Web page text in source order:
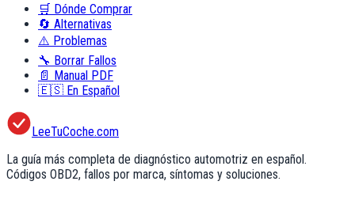
🛒 Dónde Comprar
🔄 Alternativas
⚠️ Problemas
🔧 Borrar Fallos
📄 Manual PDF
🇪🇸 En Español
LeeTuCoche.com
La guía más completa de diagnóstico automotriz en español.
Códigos OBD2, fallos por marca, síntomas y soluciones.